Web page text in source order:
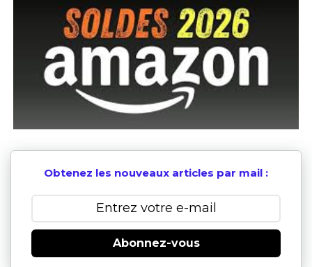
Obtenez les nouveaux articles par mail :
Abonnez-vous